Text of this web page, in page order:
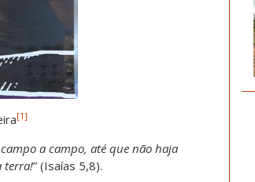
[1]
a campo, até que não haja
terra!” (Isaías 5,8).